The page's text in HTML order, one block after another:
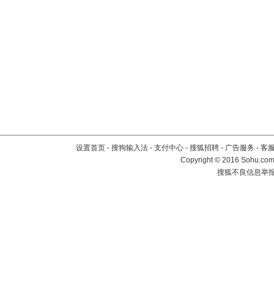
设置首页 - 搜狗输入法 - 支付中心 - 搜狐招聘 - 广告服务 - 客
Copyright©2016
搜狐不良信息举